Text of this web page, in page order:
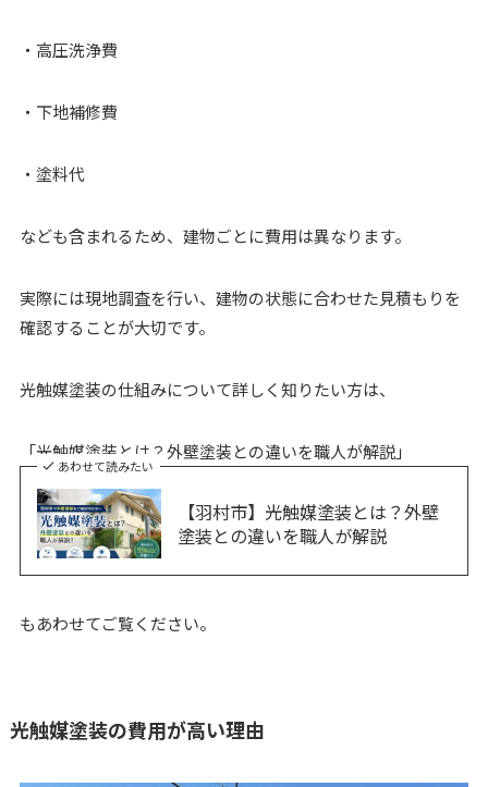
・高圧洗浄費
・下地補修費
・塗料代
なども含まれるため、建物ごとに費用は異なります。
実際には現地調査を行い、建物の状態に合わせた見積もりを
確認することが大切です。
光触媒塗装の仕組みについて詳しく知りたい方は、
「光触媒塗装とは？外壁塗装との違いを職人が解説」
あわせて読みたい
【羽村市】光触媒塗装とは？外壁
塗装との違いを職人が解説
もあわせてご覧ください。
光触媒塗装の費用が高い理由